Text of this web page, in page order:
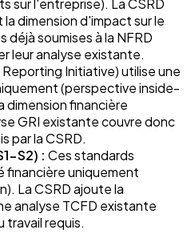
sur l'entreprise). La CSRD
dimension d'impact sur le
soumises à la NFRD
leur analyse existante.
Reporting Initiative) utilise une
(perspective inside-
dimension financière
GRI existante couvre donc
par la CSRD.
S2) : Ces standards
financière uniquement
La CSRD ajoute la
analyse TCFD existante
travail requis.